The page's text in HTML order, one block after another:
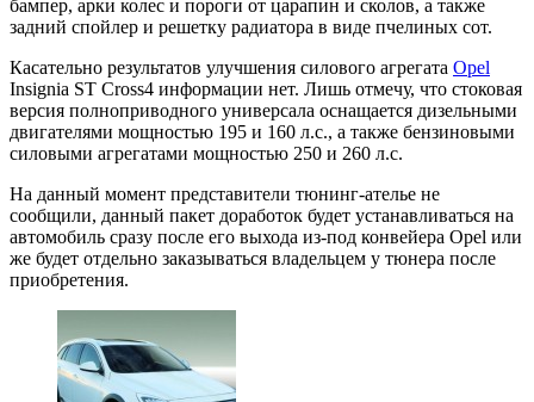
бампер, арки колес и пороги от царапин и сколов, а также
задний спойлер и решетку радиатора в виде пчелиных сот.
Касательно результатов улучшения силового агрегата Opel
Insignia ST Cross4 информации нет. Лишь отмечу, что стоковая
версия полноприводного универсала оснащается дизельными
двигателями мощностью 195 и 160 л.с., а также бензиновыми
силовыми агрегатами мощностью 250 и 260 л.с.
На данный момент представители тюнинг-ателье не
сообщили, данный пакет доработок будет устанавливаться на
автомобиль сразу после его выхода из-под конвейера Opel или
же будет отдельно заказываться владельцем у тюнера после
приобретения.